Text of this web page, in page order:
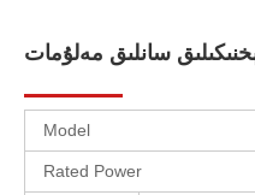
سانلىق مەلۇمات
Model
Rated Power